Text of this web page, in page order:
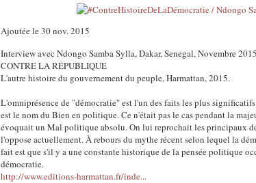
Ajoutée le 30 nov. 2015
Interview avec Ndongo Samba Sylla, Dakar, Senegal, Novembre
CONTRE LA RÉPUBLIQUE
L'autre histoire du gouvernement du peuple, Harmattan, 2015.
L'omniprésence de "démocratie" est l'un des faits les plus
est le nom du Bien en politique. Ce n'était pas le cas pendant la
évoquait un Mal politique absolu. On lui reprochait les principaux
l'oppose actuellement. À rebours du mythe récent selon lequel la
fait est que s'il y a une constante historique de la pensée politique
démocratie.
http://www.editions-harmattan.fr/inde...